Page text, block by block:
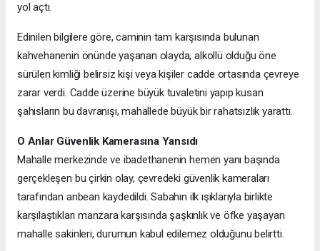
yol açtı.
Edinilen bilgilere göre, caminin tam karşısında bulunan
kahvehanenin önünde yaşanan olayda, alkollü olduğu öne
sürülen kimliği belirsiz kişi veya kişiler cadde ortasında çevreye
zarar verdi. Cadde üzerine büyük tuvaletini yapıp kusan
şahısların bu davranışı, mahallede büyük bir rahatsızlık yarattı.
O Anlar Güvenlik Kamerasına Yansıdı
Mahalle merkezinde ve ibadethanenin hemen yanı başında
gerçekleşen bu çirkin olay, çevredeki güvenlik kameraları
tarafından anbean kaydedildi. Sabahın ilk ışıklarıyla birlikte
karşılaştıkları manzara karşısında şaşkınlık ve öfke yaşayan
mahalle sakinleri, durumun kabul edilemez olduğunu belirtti.